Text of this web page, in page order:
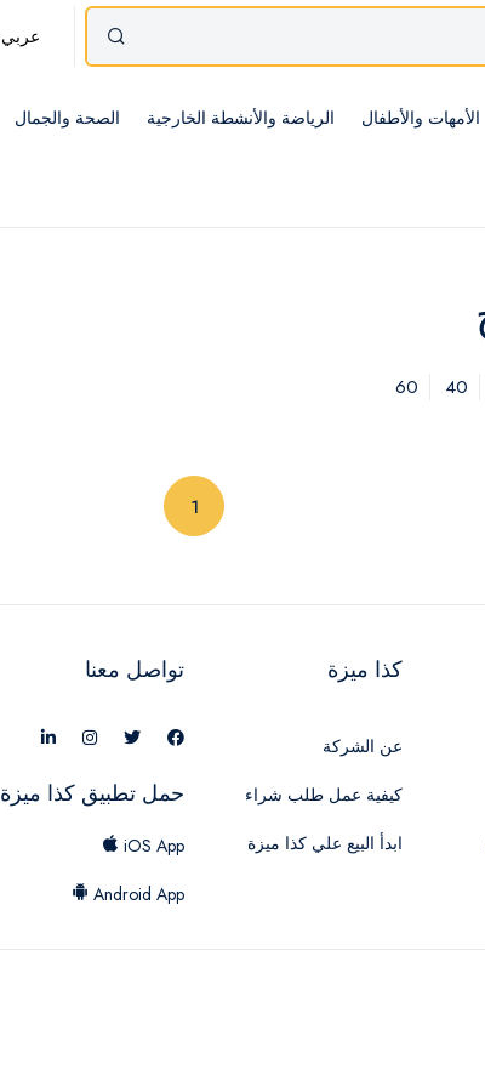
عربي
الأمهات والأطفال الرياضة والأنشطة الخارجية الصحة والجمال
40
60
1
كذا ميزة
عن الشركة
كيفية عمل طلب شراء
ابدأ البيع علي كذا ميزة
تواصل معنا
حمل تطبيق كذا ميزة
iOS App
Android App